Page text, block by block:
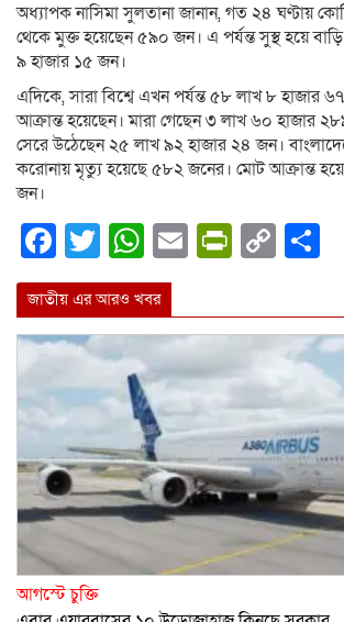
অধ্যাপক নাসিমা সুলতানা জানান, গত ২৪ ঘণ্টায়
থেকে মুক্ত হয়েছেন ৫৯০ জন। এ পর্যন্ত সুস্থ হয়ে
৯ হাজার ১৫ জন।
এদিকে, সারা বিশ্বে এখন পর্যন্ত ৫৮ লাখ ৮ হাজার
আক্রান্ত হয়েছেন। মারা গেছেন ৩ লাখ ৬০ হাজার
সেরে উঠেছেন ২৫ লাখ ৯২ হাজার ২৪ জন।
করোনায় মৃত্যু হয়েছে ৫৮২ জনের। মোট আক্রান্ত
জন।
Facebook
Twitter
WhatsApp
EmailCopy
জাতীয় এর আরও খবর
আগস্টে চুক্তি